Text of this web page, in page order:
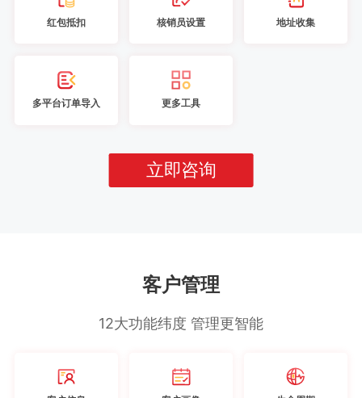
红包抵扣 核销员设置 地址收集
多平台订单导入 更多工具
立即咨询
客户管理
12大功能纬度 管理更智能